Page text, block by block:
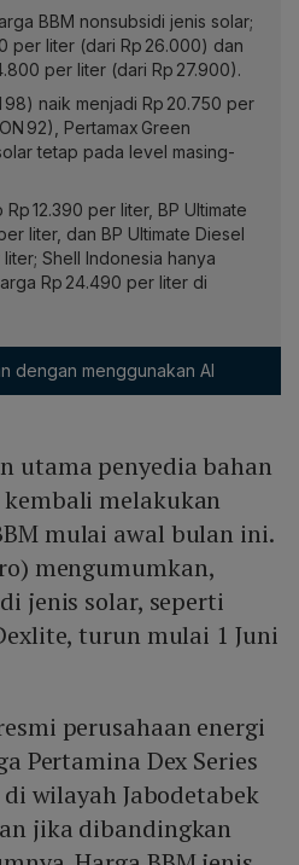
BBM nonsubsidi jenis solar;
per liter (dari Rp 26.000) dan
per liter (dari Rp 27.900).
98) naik menjadi Rp 20.750 per
92), Pertamax Green
tetap pada level masing-
12.390 per liter, BP Ultimate
liter, dan BP Ultimate Diesel
Shell Indonesia hanya
Rp 24.490 per liter di
dengan menggunakan AI
utama penyedia bahan
melakukan
mulai awal bulan ini.
mengumumkan,
jenis solar, seperti
turun mulai 1 Juni
perusahaan energi
Pertamina Dex Series
wilayah Jabodetabek
jika dibandingkan